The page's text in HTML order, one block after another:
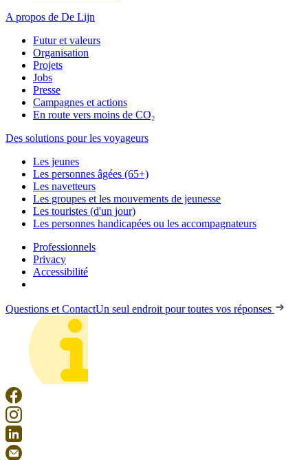
A propos de De Lijn
Futur et valeurs
Organisation
Projets
Jobs
Presse
Campagnes et actions
En route vers moins de CO₂
Des solutions pour les voyageurs
Les jeunes
Les personnes âgées (65+)
Les navetteurs
Les groupes et les mouvements de jeunesse
Les touristes (d'un jour)
Les personnes handicapées ou les accompagnateurs
Professionnels
Privacy
Accessibilité
Questions et ContactUn seul endroit pour toutes vos réponses